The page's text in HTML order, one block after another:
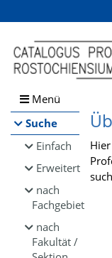
Browsen
direkt zum Inhalt
Menü
Suche
Einfach
Erweitert
nach
Fachgebiet
nach
Fakultät /